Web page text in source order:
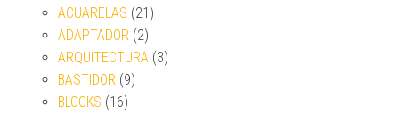
ACUARELAS (21)
ADAPTADOR (2)
ARQUITECTURA (3)
BASTIDOR (9)
BLOCKS (16)